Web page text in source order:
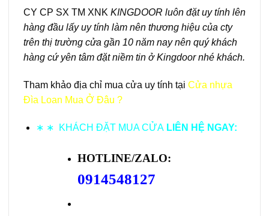
CY CP SX TM XNK KINGDOOR luôn đặt uy tính lên
hàng đầu lấy uy tính làm nên thương hiệu của cty
trên thị trường cửa gần 10 năm nay nên quý khách
hàng cứ yên tâm đặt niềm tin ở Kingdoor nhé khách.
Tham khảo địa chỉ mua cửa uy tính tại Cửa nhựa
Đìa Loan Mua Ở Đâu ?
∗ ∗ KHÁCH ĐẶT MUA CỬA LIÊN HỆ NGAY:
HOTLINE/ZALO:
0914548127